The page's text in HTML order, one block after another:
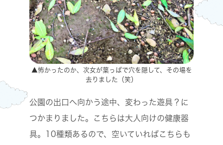
▲怖かったのか、次女が葉っぱで穴を隠して、その場を
去りました（笑）
公園の出口へ向かう途中、変わった遊具？に
つかまりました。こちらは大人向けの健康器
具。10種類あるので、空いていればこちらも